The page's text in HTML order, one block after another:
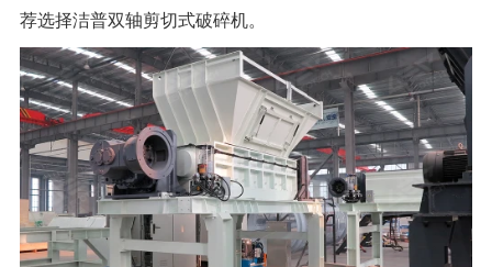
轮胎钢丝分离机
反击式破碎机
圆锥破碎机 立轴冲击式破碎机
重型锤式破碎机 移动式破碎站
挤压成型设备
RDF成型机 生物质颗粒机
液压打包机
成套机组
封闭式破碎系统 废轮胎热解系统
橡胶破胶机组
分选分离设备
风选机 滚筒筛
磁选机 涡电流分选机
脉冲除尘器 轮胎抽丝机
走进洁普
联系我们
荐选择洁普双轴剪切式破碎机。